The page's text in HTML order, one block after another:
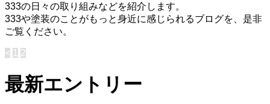
333の日々の取り組みなどを紹介します。
333や塗装のことがもっと身近に感じられるブログを、是非
ご覧ください。
投
稿
の
< 1 2
最新エントリー